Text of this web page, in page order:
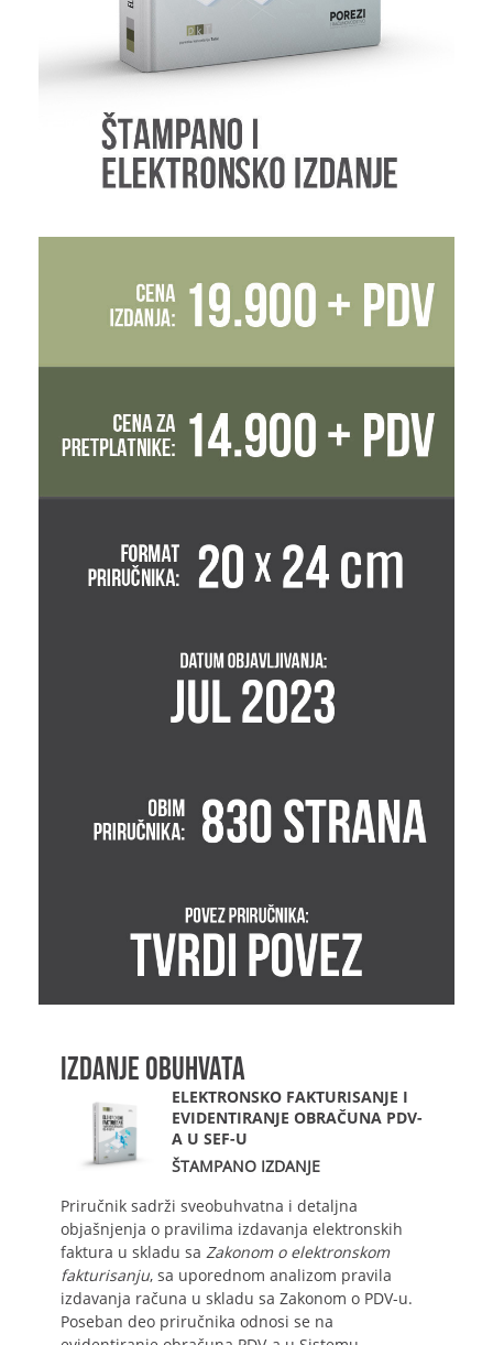
IZDANJE OBUHVATA
ELEKTRONSKO FAKTURISANJE I
EVIDENTIRANJE OBRAČUNA PDV-
A U SEF-U
ŠTAMPANO IZDANJE
Priručnik sadrži sveobuhvatna i detaljna
objašnjenja o pravilima izdavanja elektronskih
faktura u skladu sa Zakonom o elektronskom
fakturisanju, sa uporednom analizom pravila
izdavanja računa u skladu sa Zakonom o PDV-u.
Poseban deo priručnika odnosi se na